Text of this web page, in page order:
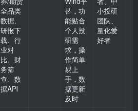
全品类
数据、
研报下
载、行
业对
比、财
务筛
查、数
据API
替，功
能贴合
个人投
研需
求，操
作简单
易上
手，数
据更新
及时
小投研
团队、
量化爱
好者